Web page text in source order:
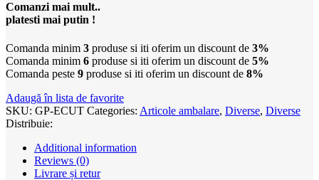
Comanzi mai mult..
platesti mai putin !
Comanda minim 3 produse si iti oferim un discount de 3%
Comanda minim 6 produse si iti oferim un discount de 5%
Comanda peste 9 produse si iti oferim un discount de 8%
Adaugă în lista de favorite
SKU: GP-ECUT Categories: Articole ambalare, Diverse, Diverse
Distribuie:
Additional information
Reviews (0)
Livrare și retur